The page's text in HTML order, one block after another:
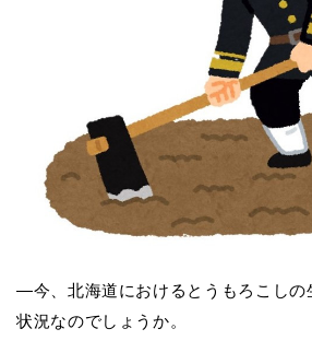
―今、北海道におけるとうもろこしの
状況なのでしょうか。